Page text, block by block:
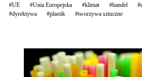
#UE #Unia Europejska #klimat #handel
#dyrektywa
#plastik #tworzywa sztuczne